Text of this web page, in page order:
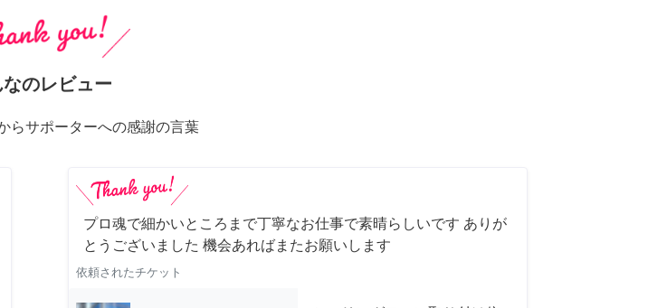
なのレビュー
らサポーターへの感謝の言葉
プロ魂で細かいところまで丁寧なお仕事で素晴らしいです ありが
とうございました 機会あればまたお願いします
依頼されたチケット